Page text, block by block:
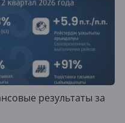
результаты за